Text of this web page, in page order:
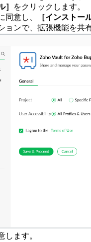
］
をクリックします。
同意し、
［インストー
ョンで、拡張機能を共
します。